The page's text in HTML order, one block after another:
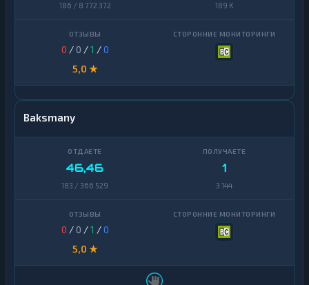
186 / 8 772 372 189 K
0 / 0 /1 /0
5,0 ★
Baksmany
46,46
183 / 366 529
1
3 144
0 / 0 /1 /0
5,0 ★